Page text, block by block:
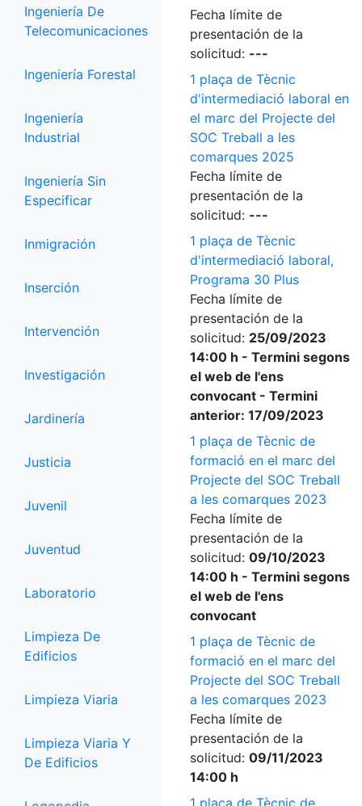
Ingeniería De
Telecomunicaciones
Ingeniería Forestal
Ingeniería
Industrial
Ingeniería Sin
Especificar
Inmigración
Inserción
Intervención
Investigación
Jardinería
Justicia
Juvenil
Juventud
Laboratorio
Limpieza De
Edificios
Limpieza Viaria
Limpieza Viaria Y
De Edificios
Fecha límite de
presentación de la
solicitud: ---
1 plaça de Tècnic
d'intermediació laboral en
el marc del Projecte del
SOC Treball a les
comarques 2025
Fecha límite de
presentación de la
solicitud: ---
1 plaça de Tècnic
d'intermediació laboral,
Programa 30 Plus
Fecha límite de
presentación de la
solicitud: 25/09/2023
14:00 h - Termini segons
el web de l'ens
convocant - Termini
anterior: 17/09/2023
1 plaça de Tècnic de
formació en el marc del
Projecte del SOC Treball
a les comarques 2023
Fecha límite de
presentación de la
solicitud: 09/10/2023
14:00 h - Termini segons
el web de l'ens
convocant
1 plaça de Tècnic de
formació en el marc del
Projecte del SOC Treball
a les comarques 2023
Fecha límite de
presentación de la
solicitud: 09/11/2023
14:00 h
1 plaça de Tècnic de